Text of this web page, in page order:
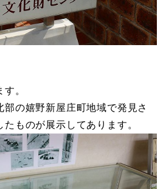
。
部の嬉野新屋庄町地域で発見さ
ものが展示してあります。